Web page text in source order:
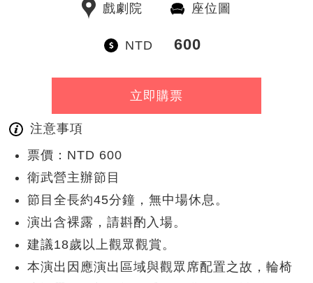
戲劇院 座位圖
NTD 600
立即購票
注意事項
票價：NTD 600
衛武營主辦節目
節目全長約45分鐘，無中場休息。
演出含裸露，請斟酌入場。
建議18歲以上觀眾觀賞。
本演出因應演出區域與觀眾席配置之故，輪椅